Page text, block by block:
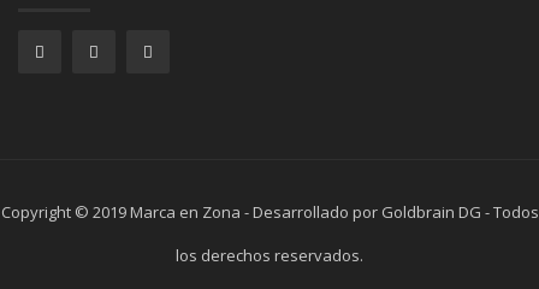
Copyright © 2019 Marca en Zona - Desarrollado por Goldbrain DG - Todos
los derechos reservados.